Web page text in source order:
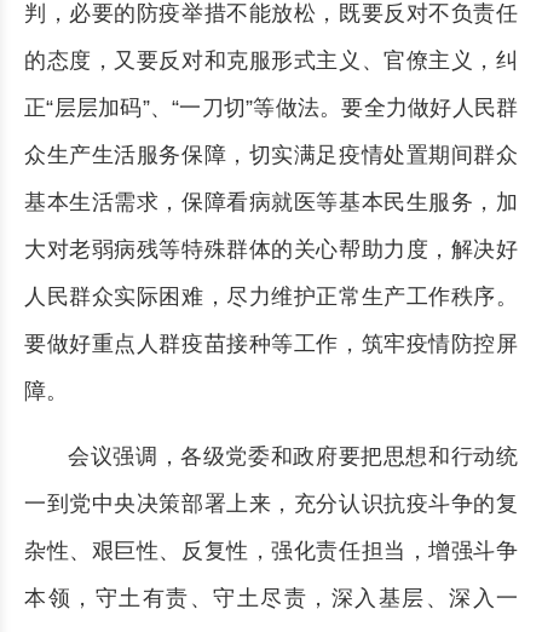
判，必要的防疫举措不能放松，既要反对不负责任
的态度，又要反对和克服形式主义、官僚主义，纠
正“层层加码”、“一刀切”等做法。要全力做好人民群
众生产生活服务保障，切实满足疫情处置期间群众
基本生活需求，保障看病就医等基本民生服务，加
大对老弱病残等特殊群体的关心帮助力度，解决好
人民群众实际困难，尽力维护正常生产工作秩序。
要做好重点人群疫苗接种等工作，筑牢疫情防控屏
障。
会议强调，各级党委和政府要把思想和行动统
一到党中央决策部署上来，充分认识抗疫斗争的复
杂性、艰巨性、反复性，强化责任担当，增强斗争
本领，守土有责、守土尽责，深入基层、深入一